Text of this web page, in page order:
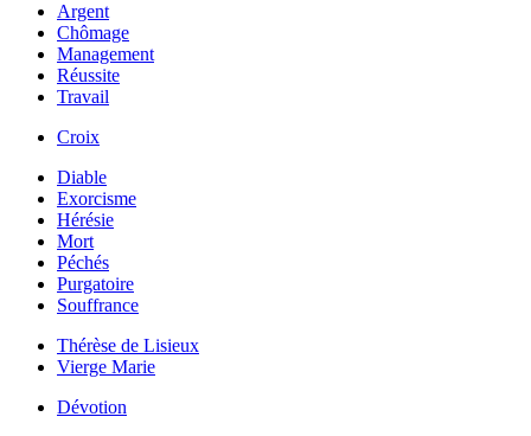
Argent
Chômage
Management
Réussite
Travail
Croix
Diable
Exorcisme
Hérésie
Mort
Péchés
Purgatoire
Souffrance
Thérèse de Lisieux
Vierge Marie
Dévotion